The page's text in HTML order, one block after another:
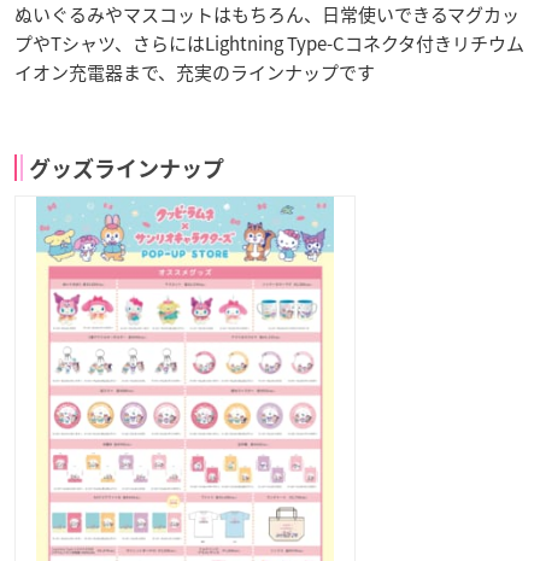
ぬいぐるみやマスコットはもちろん、日常使いできるマグカッ
プやTシャツ、さらにはLightning Type-Cコネクタ付きリチウム
イオン充電器まで、充実のラインナップです
グッズラインナップ